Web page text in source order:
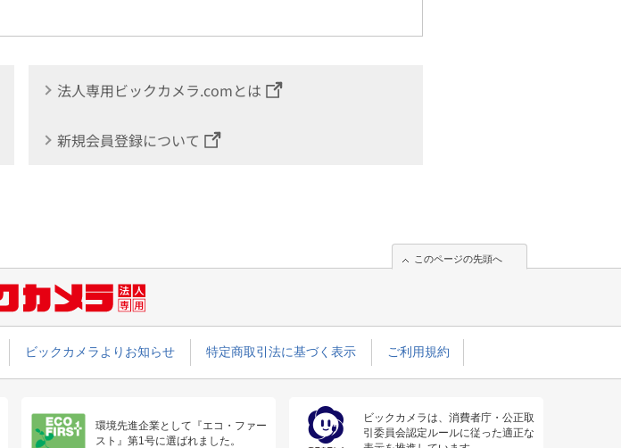
法人専用ビックカメラ.comとは
新規会員登録について
このページの先頭へ
ビックカメラよりお知らせ 特定商取引法に基づく表示 ご利用規約
環境先進企業として『エコ・ファー
スト』第1号に選ばれました。
ビックカメラは、消費者庁・公正取
引委員会認定ルールに従った適正な